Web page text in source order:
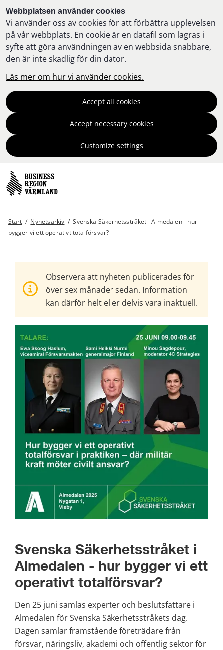
Webbplatsen använder cookies
Vi använder oss av cookies för att förbättra upplevelsen
på vår webbplats. En cookie är en datafil som lagras i
syfte att göra användningen av en webbsida snabbare,
den är inte skadlig för din dator.
Läs mer om hur vi använder cookies.
Accept all cookies
Accept necessary cookies
Customize settings
Start / Nyhetsarkiv / Svenska Säkerhetsstråket i Almedalen - hur
bygger vi ett operativt totalförsvar?
Observera att nyheten publicerades för
över sex månader sedan. Information
kan därför helt eller delvis vara inaktuell.
Svenska Säkerhetsstråket i
Almedalen - hur bygger vi ett
operativt totalförsvar?
Den 25 juni samlas experter och beslutsfattare i
Almedalen för Svenska Säkerhetsstråkets dag.
Dagen samlar framstående företrädare från
försvar, näringsliv, akademi och offentlig sektor för